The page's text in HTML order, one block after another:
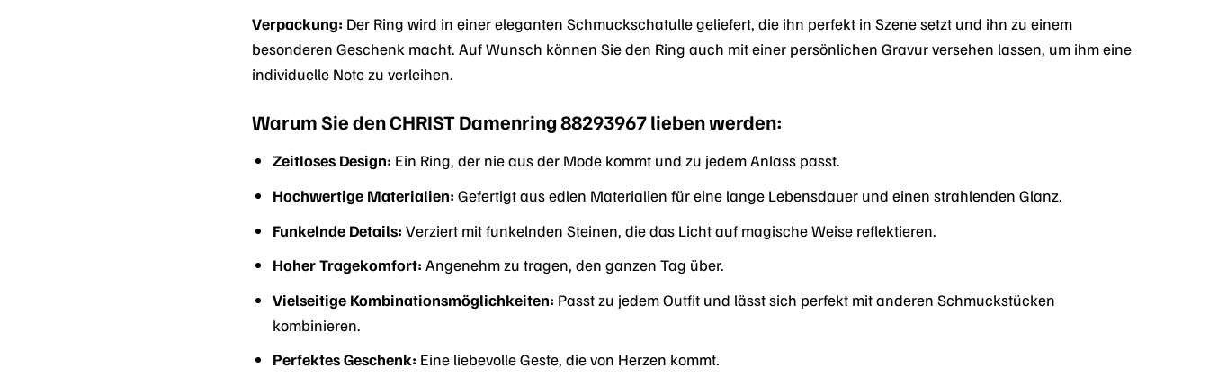
Verpackung: Der Ring wird in einer eleganten Schmuckschatulle geliefert, die ihn perfekt in Szene setzt und ihn zu einem
besonderen Geschenk macht. Auf Wunsch können Sie den Ring auch mit einer persönlichen Gravur versehen lassen, um ihm eine
individuelle Note zu verleihen.
Warum Sie den CHRIST Damenring 88293967 lieben werden:
Zeitloses Design: Ein Ring, der nie aus der Mode kommt und zu jedem Anlass passt.
Hochwertige Materialien: Gefertigt aus edlen Materialien für eine lange Lebensdauer und einen strahlenden Glanz.
Funkelnde Details: Verziert mit funkelnden Steinen, die das Licht auf magische Weise reflektieren.
Hoher Tragekomfort: Angenehm zu tragen, den ganzen Tag über.
Vielseitige Kombinationsmöglichkeiten: Passt zu jedem Outfit und lässt sich perfekt mit anderen Schmuckstücken
kombinieren.
Perfektes Geschenk: Eine liebevolle Geste, die von Herzen kommt.